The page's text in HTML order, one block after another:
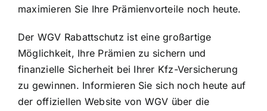
maximieren Sie Ihre Prämienvorteile noch heute.
Der WGV Rabattschutz ist eine großartige
Möglichkeit, Ihre Prämien zu sichern und
finanzielle Sicherheit bei Ihrer Kfz-Versicherung
zu gewinnen. Informieren Sie sich noch heute auf
der offiziellen Website von WGV über die